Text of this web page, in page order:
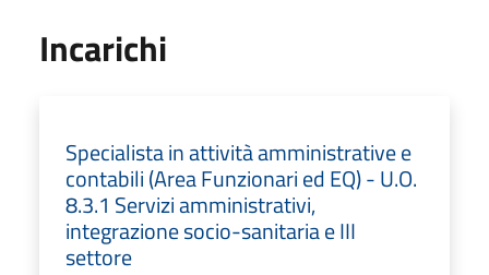
Incarichi
Specialista in attività amministrative e
contabili (Area Funzionari ed EQ) - U.O.
8.3.1 Servizi amministrativi,
integrazione socio-sanitaria e III
settore